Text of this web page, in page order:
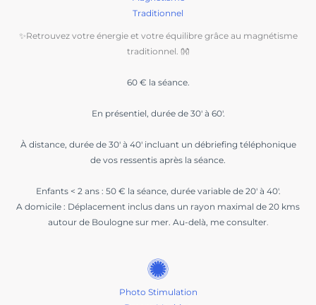
Traditionnel
✨Retrouvez votre énergie et votre équilibre grâce au magnétisme
traditionnel. 👐
60 € la séance.
En présentiel, durée de 30′ à 60′.
À distance, durée de 30′ à 40′ incluant un débriefing téléphonique
de vos ressentis après la séance
Enfants < 2 ans : 50 € la séance, durée variable de 20′ à 40′.
A domicile : Déplacement inclus dans un rayon maximal de 20 kms
autour de Boulogne sur mer. Au-delà, me consulter.
Photo Stimulation